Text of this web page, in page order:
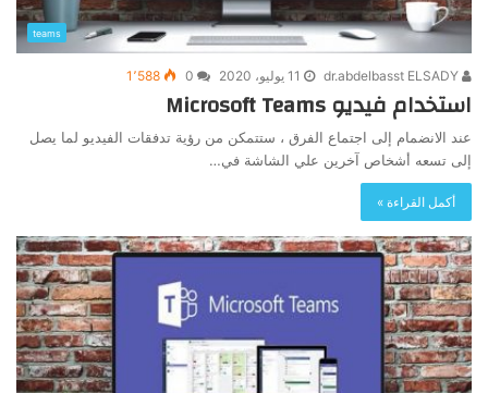
teams
11 يوليو، 2020 0 1٬588
استخدام فيديو Microsoft Teams
عند الانضمام إلى اجتماع الفرق ، ستتمكن من رؤية تدفقات الفيديو لما يصل
إلى تسعه أشخاص آخرين علي الشاشة في…
أكمل القراءة »